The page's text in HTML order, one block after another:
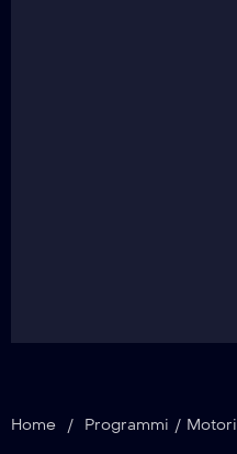
Home / Programmi / Motori